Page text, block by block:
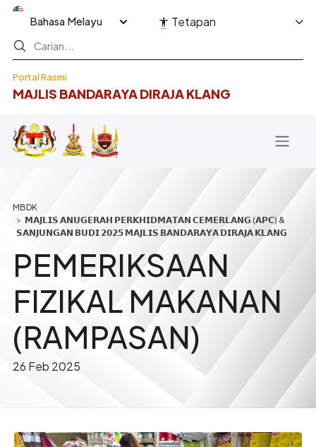
Langkau ke kandungan utama
Portal Rasmi
MAJLIS BANDARAYA DIRAJA KLANG
Select your language Tetapan
Breadcrumb
𝗠𝗔𝗝𝗟𝗜𝗦 𝗔𝗡𝗨𝗚𝗘𝗥𝗔𝗛 𝗣𝗘𝗥𝗞𝗛𝗜𝗗𝗠𝗔𝗧𝗔𝗡 𝗖𝗘𝗠𝗘𝗥𝗟𝗔𝗡𝗚 (𝗔𝗣𝗖) &
𝗦𝗔𝗡𝗝𝗨𝗡𝗚𝗔𝗡 𝗕𝗨𝗗𝗜 𝟮𝟬𝟮𝟱 𝗠𝗔𝗝𝗟𝗜𝗦 𝗕𝗔𝗡𝗗𝗔𝗥𝗔𝗬𝗔 𝗗𝗜𝗥𝗔𝗝𝗔 𝗞𝗟𝗔𝗡𝗚
PEMERIKSAAN
FIZIKAL MAKANAN
(RAMPASAN)
26 Feb 2025